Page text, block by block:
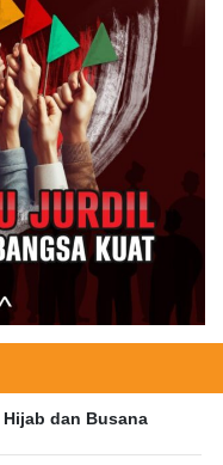
dan Busana